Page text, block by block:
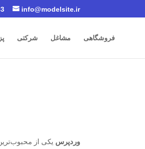
info@modelsite.ir
فروشگاهی مشاغل شرکتی
وردپرس